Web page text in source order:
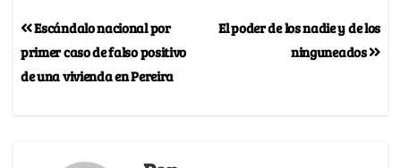
El poder de los nadie y de los
ninguneados
Escándalo nacional por
primer caso de falso positivo
de una vivienda en Pereira